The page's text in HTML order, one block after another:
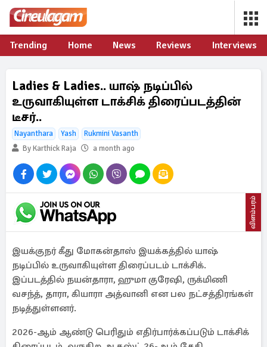
Trending Home News Reviews Interviews
Ladies & Ladies.. யாஷ் நடிப்பில்
உருவாகியுள்ள டாக்சிக் திரைப்படத்தின்
டீசர்..
Nayanthara Yash
Rukmini Vasanth
By Karthick Raja
a month ago
விளம்பரம்
இயக்குநர் கீது மோகன்தாஸ் இயக்கத்தில் யாஷ்
நடிப்பில் உருவாகியுள்ள திரைப்படம் டாக்சிக்.
இப்படத்தில் நயன்தாரா, ஹுமா குரேஷி, ருக்மிணி
வசந்த், தாரா, கியாரா அத்வானி என பல நட்சத்திரங்கள்
நடித்துள்ளனர்.
2026-ஆம் ஆண்டு பெரிதும் எதிர்பார்க்கப்படும் டாக்சிக்